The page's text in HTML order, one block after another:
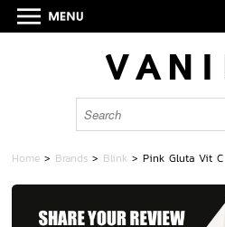
Home > Brands > Blink >Pink Gluta Vit C